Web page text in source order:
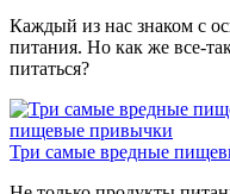
Каждый из нас знаком с
питания. Но как же все-
питаться?
пищевые привычки
Три самые вредные